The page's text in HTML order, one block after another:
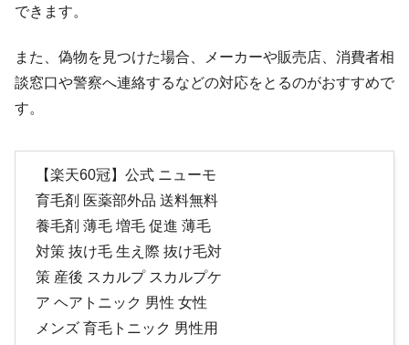
できます。
また、偽物を見つけた場合、メーカーや販売店、消費者相
談窓口や警察へ連絡するなどの対応をとるのがおすすめで
す。
【楽天60冠】公式 ニューモ
育毛剤 医薬部外品 送料無料
養毛剤 薄毛 増毛 促進 薄毛
対策 抜け毛 生え際 抜け毛対
策 産後 スカルプ スカルプケ
ア ヘアトニック 男性 女性
メンズ 育毛トニック 男性用